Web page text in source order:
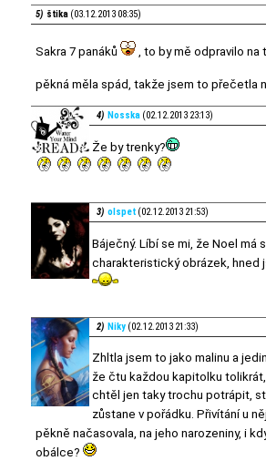
5) štika (03.12.2013 08:35)
Sakra 7 panáků , to by mě odpravilo
pěkná měla spád, takže jsem to přečetla
4) Nosska (02.12.2013 23:13)
Že by trenky?
3) olspet (02.12.2013 21:53)
Báječný. Líbí se mi, že Noel má
charakteristický obrázek, hned
2) Niky (02.12.2013 21:33)
Zhltla jsem to jako malinu a
že čtu každou kapitolku
chtěl jen taky trochu potrápit,
zůstane v pořádku. Přivítání u
pěkně načasovala, na jeho narozeniny, i
obálce?